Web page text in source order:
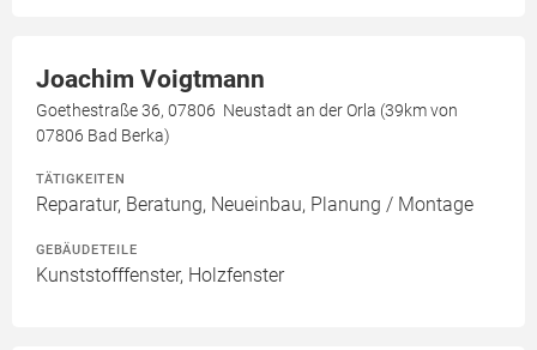
Joachim Voigtmann
Goethestraße 36, 07806 Neustadt an der Orla (39km von
07806 Bad Berka)
TÄTIGKEITEN
Reparatur, Beratung, Neueinbau, Planung / Montage
GEBÄUDETEILE
Kunststofffenster, Holzfenster